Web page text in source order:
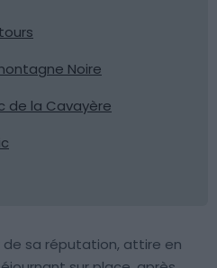
Noire
de la Cavayère
de sa réputation, attire en